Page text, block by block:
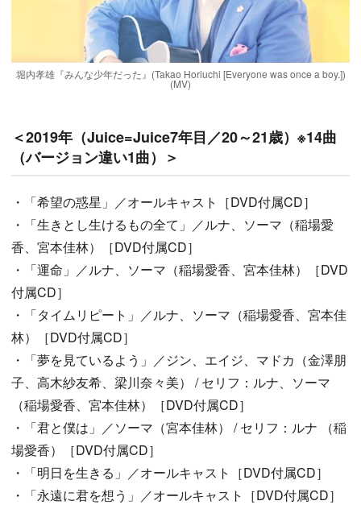
堀内孝雄『みんな少年だった』(Takao Horiuchi [Everyone was once a boy.])
(MV)
＜2019年（Juice=Juice7年目／20～21歳）※14曲
（バージョン違い1曲）＞
・「希望の惑星」／オールキャスト［DVD付属CD］
・「生きとし生けるもの全て」／ルナ、ソーマ（稲場愛
香、宮本佳林）［DVD付属CD］
・「運命」／ルナ、ソーマ（稲場愛香、宮本佳林）［DVD
付属CD］
・「タイムリピート」／ルナ、ソーマ（稲場愛香、宮本佳
林）［DVD付属CD］
・「夢を見ているよう」／ジン、エイジ、マドカ（金澤朋
子、高木紗友希、梁川奈々美） / セリフ：ルナ、ソーマ
（稲場愛香、宮本佳林）［DVD付属CD］
・「君と僕は」／ソーマ（宮本佳林） / セリフ：ルナ （稲
場愛香）［DVD付属CD］
・「明日を生きる」／オールキャスト［DVD付属CD］
・「永遠に君を想う」／オールキャスト［DVD付属CD］